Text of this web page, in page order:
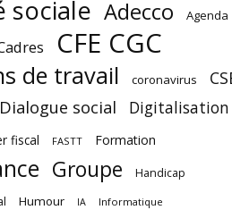
sociale Adecco Agenda
CFE CGC
de travail coronavirus
Dialogue social Digitalisation
fiscal FASTT Formation
Groupe Handicap
Humour IA Informatique